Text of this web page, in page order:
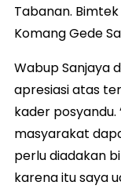
Tabanan.
Komang Gede
Wabup Sanjaya
apresiasi atas
kader
masyarakat
perlu diadakan
karena itu saya